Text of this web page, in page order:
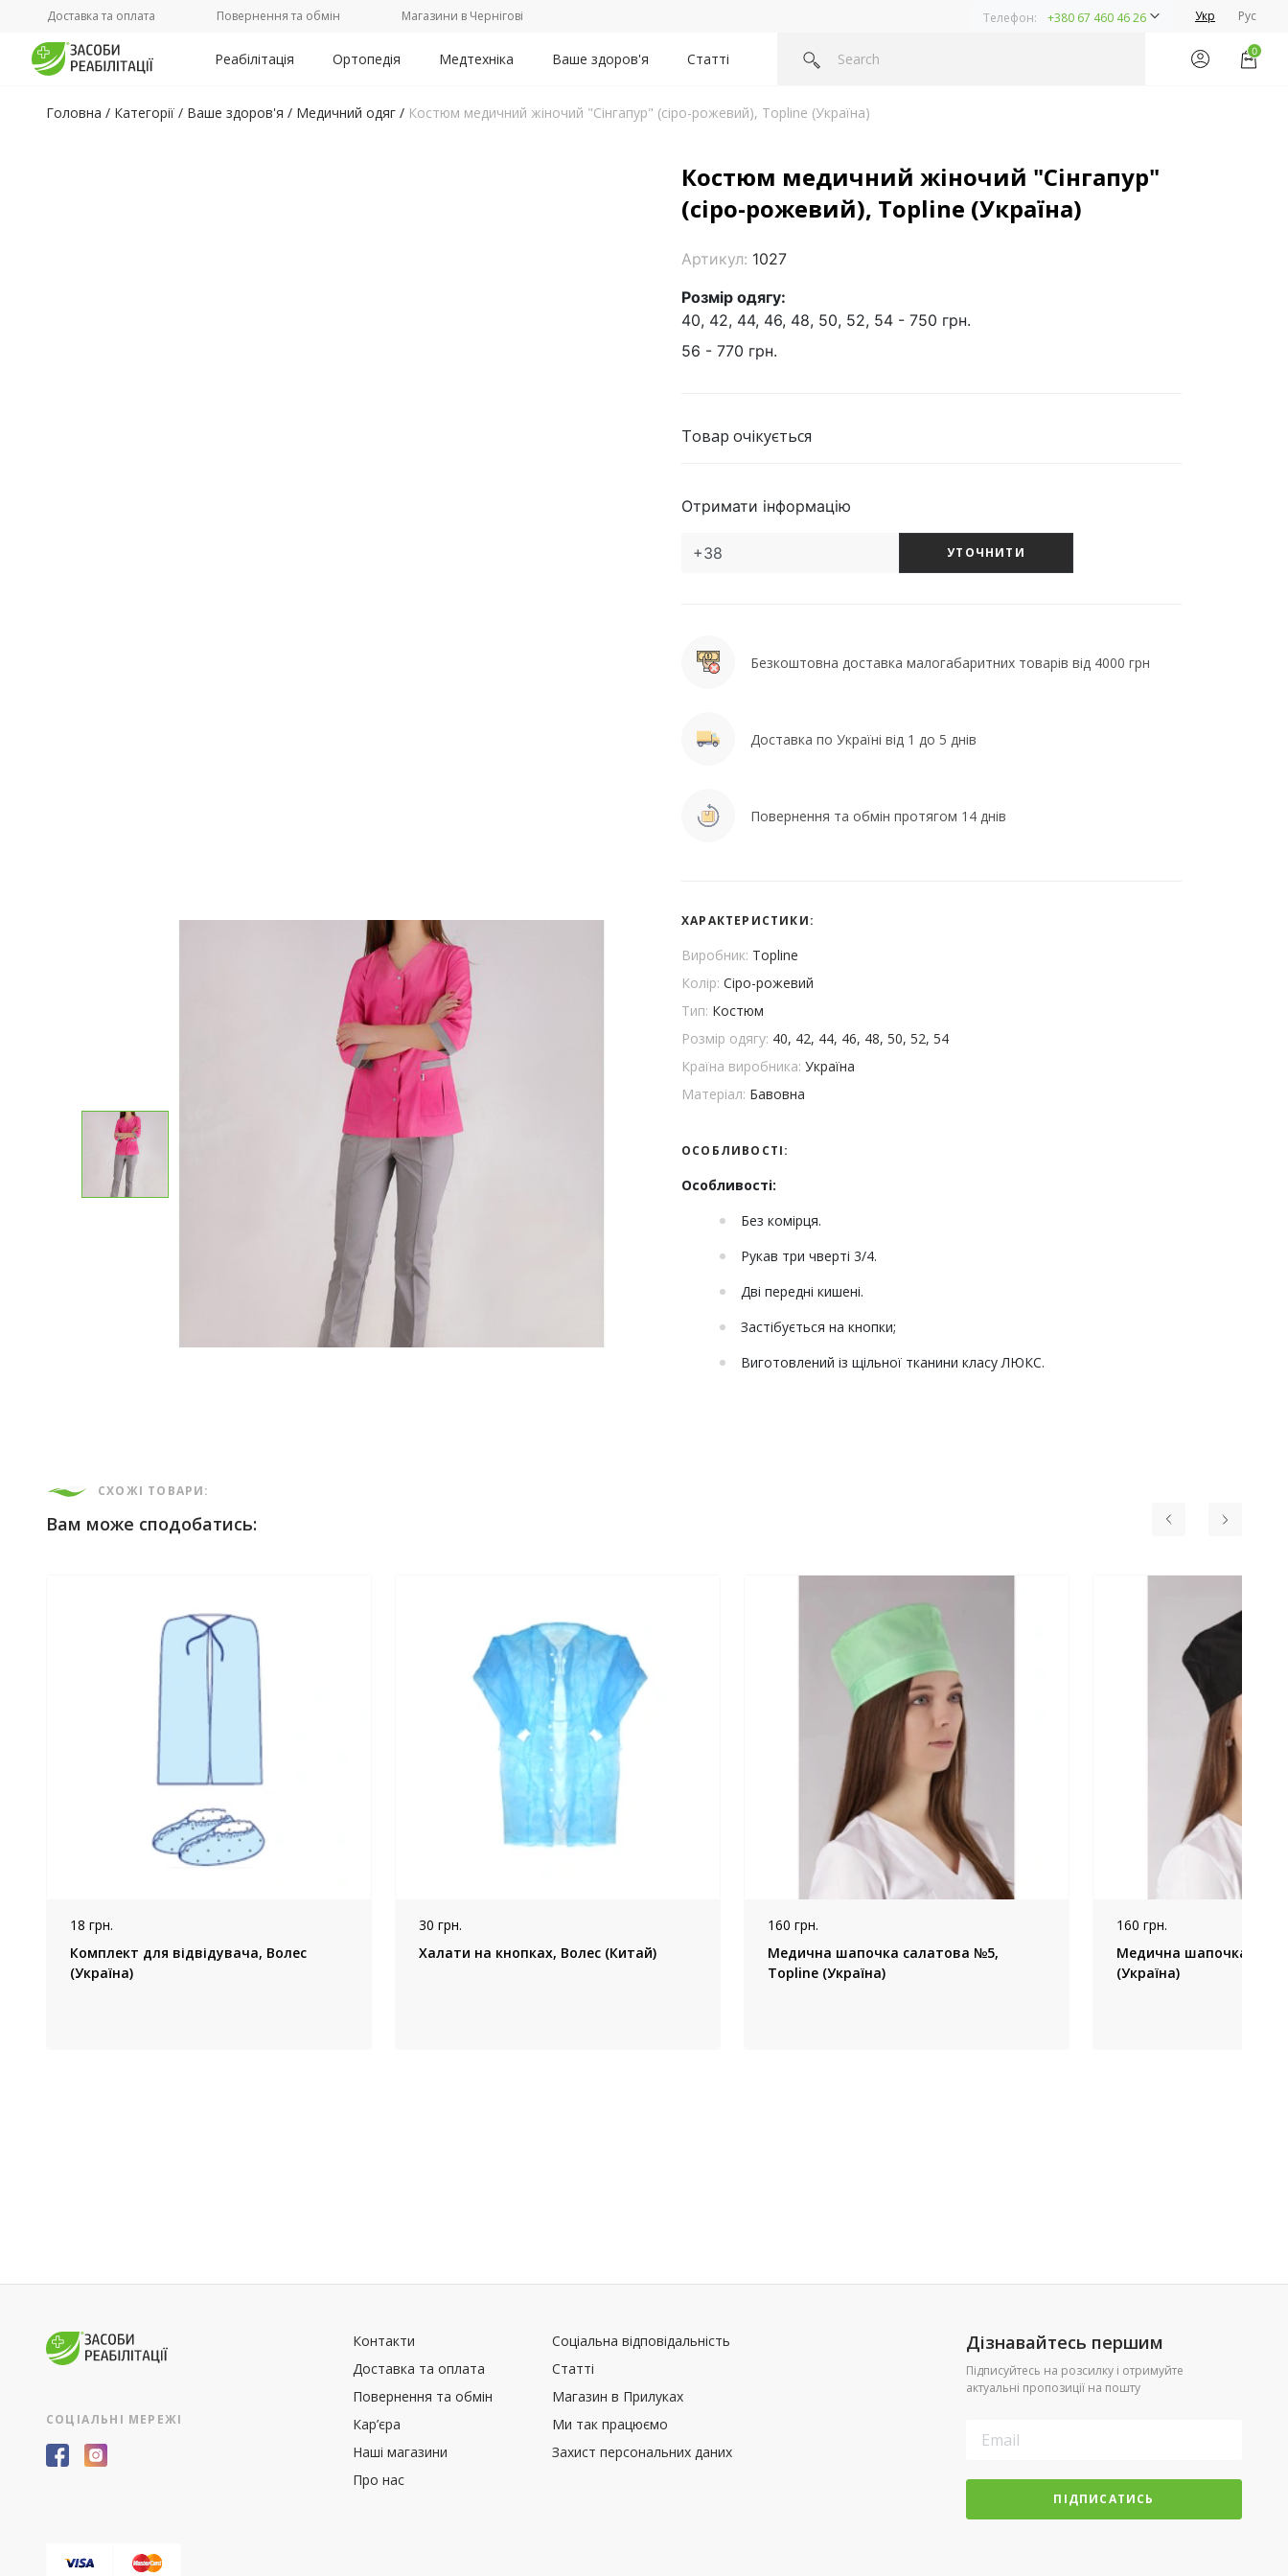
Доставка та оплата Повернення та обмін Магазини в Чернігові Телефон: +380 67 460 46 26 Укр Рус
Реабілітація Ортопедія Медтехніка Ваше здоров'я Статті 0
Головна / Категорії / Ваше здоров'я / Медичний одяг / Костюм медичний жіночий "Сінгапур" (сіро-рожевий), Topline (Україна)
Костюм медичний жіночий "Сінгапур"
(сіро-рожевий), Topline (Україна)
Артикул: 1027
Розмір одягу:
40, 42, 44, 46, 48, 50, 52, 54 - 750 грн.
56 - 770 грн.
Товар очікується
Отримати інформацію
УТОЧНИТИ
Безкоштовна доставка малогабаритних товарів від 4000 грн
Доставка по Україні від 1 до 5 днів
Повернення та обмін протягом 14 днів
ХАРАКТЕРИСТИКИ:
Виробник: Topline
Колір: Сіро-рожевий
Тип: Костюм
Розмір одягу: 40, 42, 44, 46, 48, 50, 52, 54
Країна виробника: Україна
Матеріал: Бавовна
ОСОБЛИВОСТІ:
Особливості:
Без комірця.
Рукав три чверті 3/4.
Дві передні кишені.
Застібується на кнопки;
Виготовлений із щільної тканини класу ЛЮКС.
СХОЖІ ТОВАРИ:
Вам може сподобатись:
18 грн.
Комплект для відвідувача, Волес
(Україна)
30 грн.
Халати на кнопках, Волес (Китай)
160 грн.
Медична шапочка салатова №5,
Topline (Україна)
160 грн.
Медична шапочка
(Україна)
СОЦІАЛЬНІ МЕРЕЖІ
Контакти
Доставка та оплата
Повернення та обмін
Кар’єра
Наші магазини
Про нас
Соціальна відповідальність
Статті
Магазин в Прилуках
Ми так працюємо
Захист персональних даних
Дізнавайтесь першим
Підписуйтесь на розсилку і отримуйте
актуальні пропозиції на пошту
ПІДПИСАТИСЬ